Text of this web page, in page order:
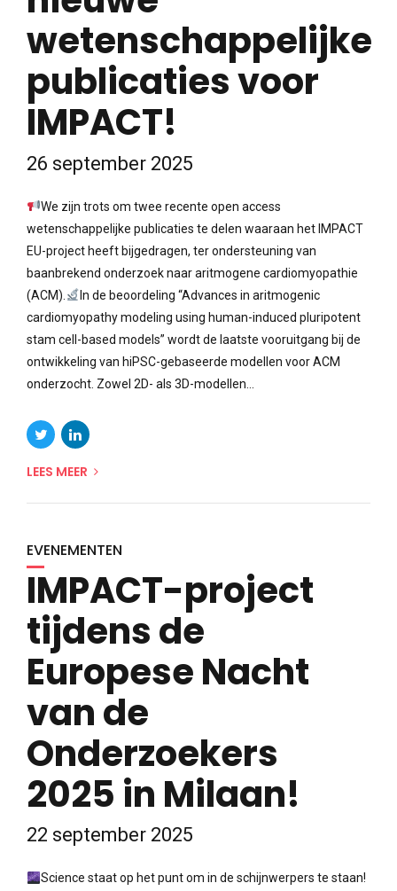
wetenschappelijke
publicaties voor
IMPACT!
26 september 2025
We zijn trots om twee recente open access
wetenschappelijke publicaties te delen waaraan het IMPACT
EU-project heeft bijgedragen, ter ondersteuning van
baanbrekend onderzoek naar aritmogene cardiomyopathie
(ACM).
In de beoordeling “Advances in aritmogenic
cardiomyopathy modeling using human-induced pluripotent
stam cell-based models” wordt de laatste vooruitgang bij de
ontwikkeling van hiPSC-gebaseerde modellen voor ACM
onderzocht. Zowel 2D- als 3D-modellen...
LEES MEER
EVENEMENTEN
IMPACT-project
tijdens de
Europese Nacht
van de
Onderzoekers
2025 in Milaan!
22 september 2025
Science staat op het punt om in de schijnwerpers te staan!